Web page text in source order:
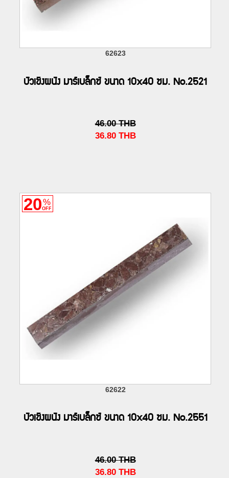
62623
บัวเชิงผนัง มาร์เบล็กซ์ ขนาด 10x40 ซม. No.2521
46.00 THB
36.80 THB
20%
OFF
62622
บัวเชิงผนัง มาร์เบล็กซ์ ขนาด 10x40 ซม. No.2551
46.00 THB
36.80 THB